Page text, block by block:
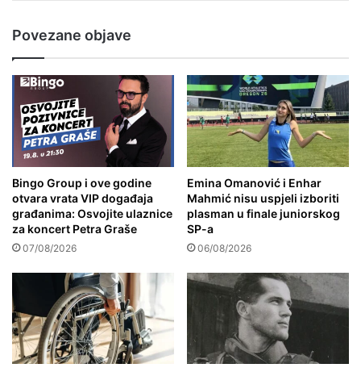
Povezane objave
Bingo Group i ove godine
otvara vrata VIP događaja
građanima: Osvojite ulaznice
za koncert Petra Graše
07/08/2026
Emina Omanović i Enhar
Mahmić nisu uspjeli izboriti
plasman u finale juniorskog
SP-a
06/08/2026